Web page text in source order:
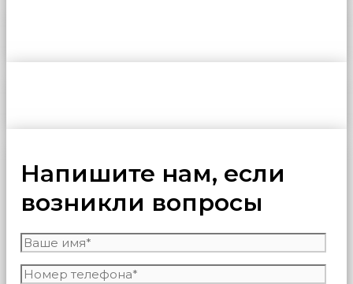
Напишите нам, если
возникли вопросы